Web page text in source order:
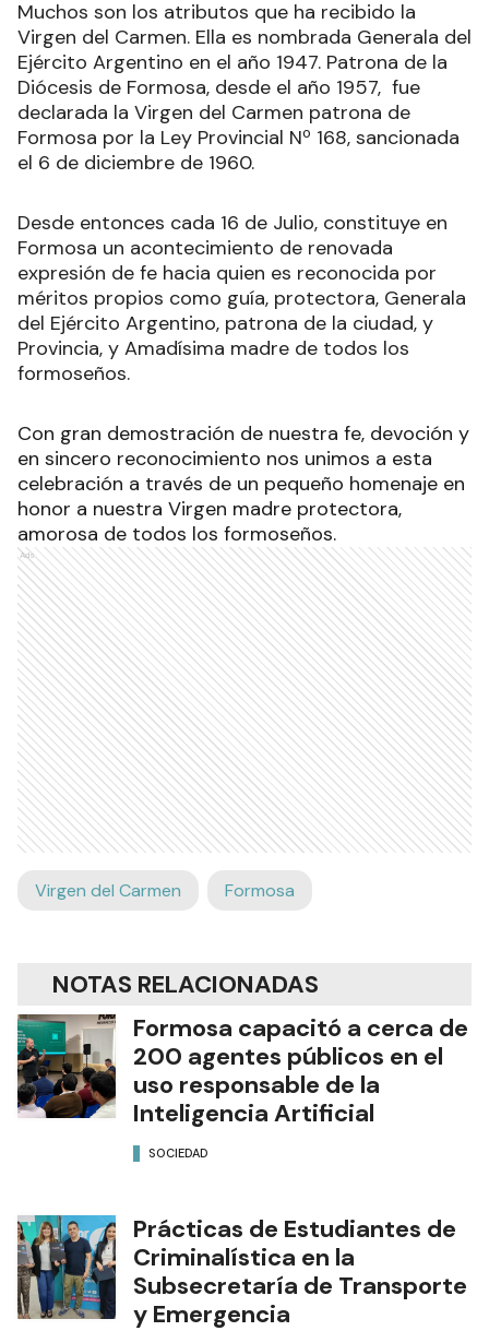
Muchos son los atributos que ha recibido la
Virgen del Carmen. Ella es nombrada Generala del
Ejército Argentino en el año 1947. Patrona de la
Diócesis de Formosa, desde el año 1957, fue
declarada la Virgen del Carmen patrona de
Formosa por la Ley Provincial Nº 168, sancionada
el 6 de diciembre de 1960.
Desde entonces cada 16 de Julio, constituye en
Formosa un acontecimiento de renovada
expresión de fe hacia quien es reconocida por
méritos propios como guía, protectora, Generala
del Ejército Argentino, patrona de la ciudad, y
Provincia, y Amadísima madre de todos los
formoseños.
Con gran demostración de nuestra fe, devoción y
en sincero reconocimiento nos unimos a esta
celebración a través de un pequeño homenaje en
honor a nuestra Virgen madre protectora,
amorosa de todos los formoseños.
Ads
Virgen del Carmen Formosa
NOTAS RELACIONADAS
Formosa capacitó a cerca de
200 agentes públicos en el
uso responsable de la
Inteligencia Artificial
SOCIEDAD
Prácticas de Estudiantes de
Criminalística en la
Subsecretaría de Transporte
y Emergencia